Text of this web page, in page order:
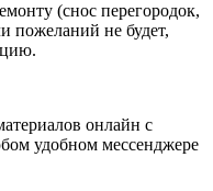
(снос перегородок,
пожеланий не будет,
онлайн с
удобном мессенджере